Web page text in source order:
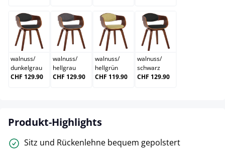
walnuss/dunkelgrau
walnuss/
dunkelgrau
CHF 129.90
walnuss/hellgrau
walnuss/
hellgrau
CHF 129.90
walnuss/hellgrün
walnuss/
hellgrün
CHF 119.90
walnuss/schwarz
walnuss/
schwarz
CHF 129.90
Produkt-Highlights
Sitz und Rückenlehne bequem gepolstert